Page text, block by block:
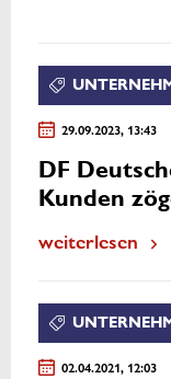
29.09.2023, 13:43
DF
Kunden
weiterlesen
02.04.2021, 12:03